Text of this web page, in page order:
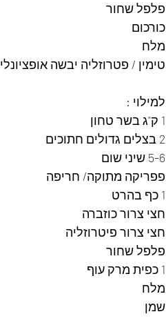
פלפל שחור
כורכום
מלח
טימין / פטרוזליה יבשה אופציונלי
למילוי :
1 ק"ג בשר טחון
2 בצלים גדולים חתוכים
5-6 שיני שום
פפריקה מתוקה/ חריפה
1 כף בהרט
חצי צרור כוזברה
חצי צרור פיטרוזליה
פלפל שחור
1 כפית מרק עוף
מלח
שמן